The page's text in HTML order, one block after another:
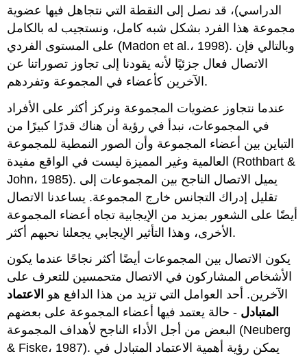
الدراسي)، قد نصل إلى النقطة التي نتجاهل فيها عضوية
مجموعة هذا الفرد بشكل شبه كامل، ونستجيب له بالكامل
على المستوى الفردي (Madon et al.، 1998). وبالتالي فإن
الاتصال فعال جزئيًا لأنه يقودنا إلى تجاوز تصوراتنا عن
الآخرين كأعضاء في المجموعة وتفردهم.
عندما نتجاوز عضويات المجموعة ونركز أكثر على الأفراد
في المجموعات، نبدأ في رؤية أن هناك قدرًا كبيرًا من
التباين بين أعضاء المجموعة وأن الصور النمطية للمجموعة
العالمية وغير المميزة ليست في الواقع مفيدة (Rothbart &
John، 1985). يميل الاتصال الناجح بين المجموعات إلى
تقليل إدراك التجانس خارج المجموعة. يساعدنا الاتصال
أيضًا على الشعور بمزيد من الإيجابية تجاه أعضاء المجموعة
الأخرى، وهذا التأثير الإيجابي يجعلنا نحبهم أكثر.
يكون الاتصال بين المجموعات أيضًا أكثر نجاحًا عندما يكون
الأشخاص المشاركون في الاتصال متحمسين للتعرف على
الآخرين. أحد العوامل التي تزيد من هذا الدافع هو الاعتماد
المتبادل - حالة يعتمد فيها أعضاء المجموعة على بعضهم
البعض من أجل الأداء الناجح لأهداف المجموعة (Neuberg
& Fiske، 1987). يمكن رؤية أهمية الاعتماد المتبادل في